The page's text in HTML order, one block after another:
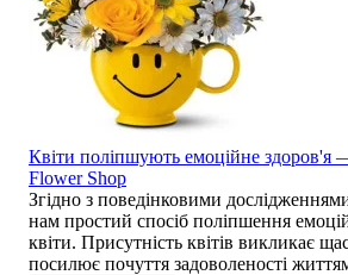
Квіти поліпшують емоційне здоров'я
Flower Shop
Згідно з поведінковими
нам простий спосіб поліпшення
квіти. Присутність квітів викликає
посилює почуття задоволеності